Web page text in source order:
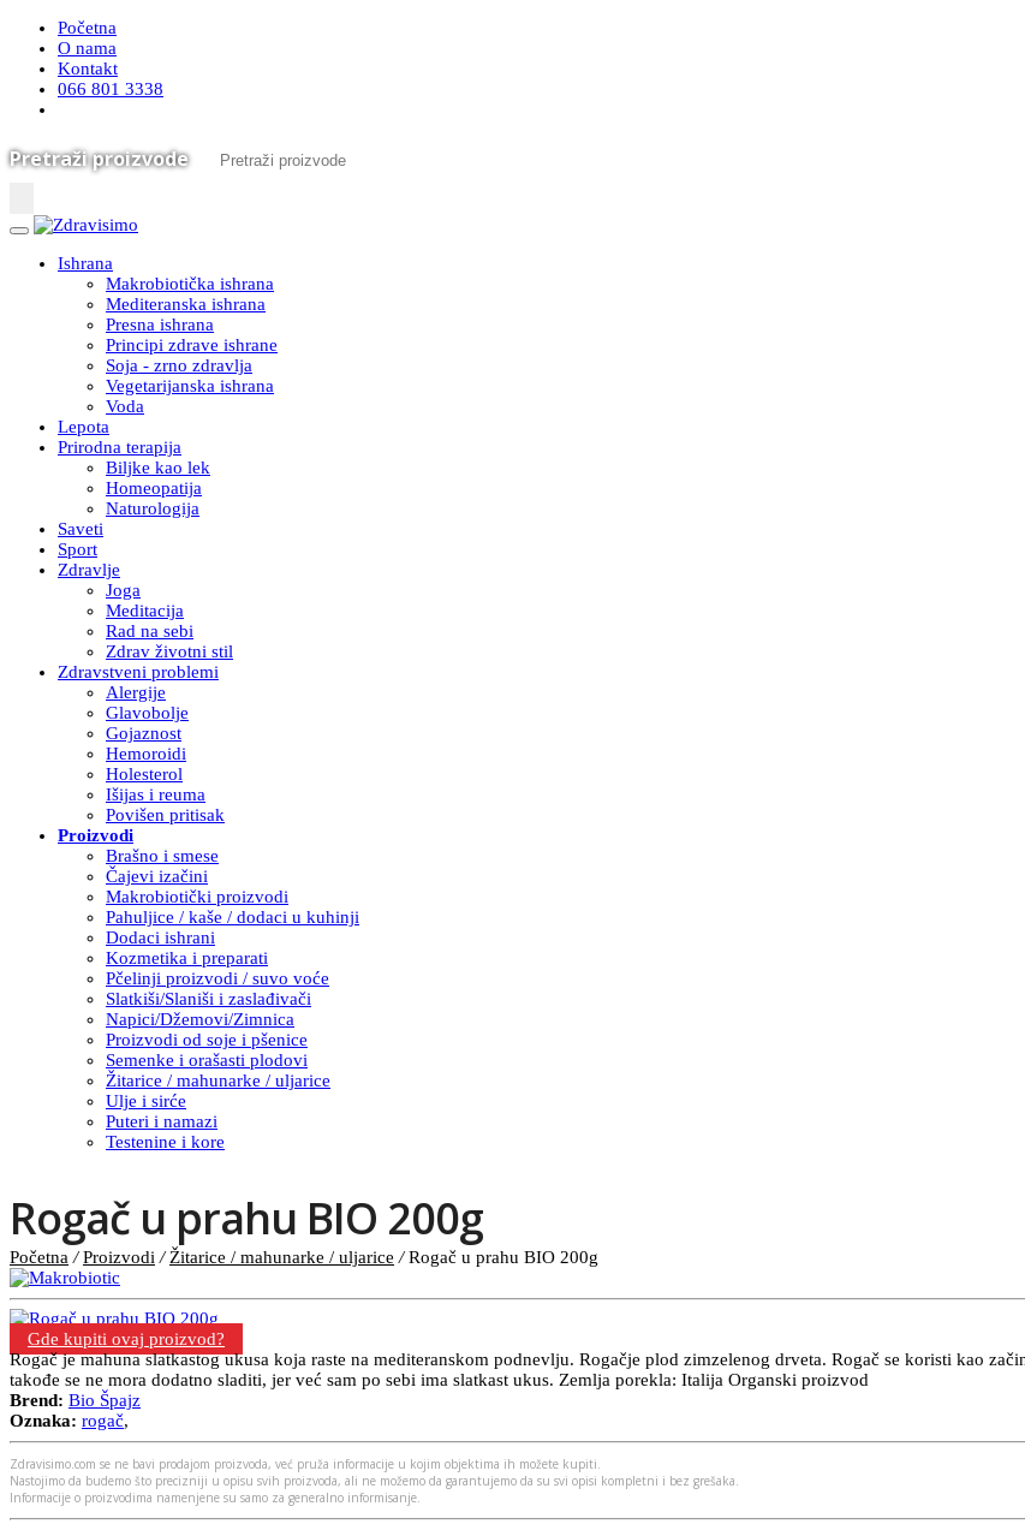
Početna
O nama
Kontakt
066 801 3338
Pretraži proizvode
Ishrana
Makrobiotička ishrana
Mediteranska ishrana
Presna ishrana
Principi zdrave ishrane
Soja - zrno zdravlja
Vegetarijanska ishrana
Voda
Lepota
Prirodna terapija
Biljke kao lek
Homeopatija
Naturologija
Saveti
Sport
Zdravlje
Joga
Meditacija
Rad na sebi
Zdrav životni stil
Zdravstveni problemi
Alergije
Glavobolje
Gojaznost
Hemoroidi
Holesterol
Išijas i reuma
Povišen pritisak
Proizvodi
Brašno i smese
Čajevi izačini
Makrobiotički proizvodi
Pahuljice / kaše / dodaci u kuhinji
Dodaci ishrani
Kozmetika i preparati
Pčelinji proizvodi / suvo voće
Slatkiši/Slaniši i zaslađivači
Napici/Džemovi/Zimnica
Proizvodi od soje i pšenice
Semenke i orašasti plodovi
Žitarice / mahunarke / uljarice
Ulje i sirće
Puteri i namazi
Testenine i kore
Rogač u prahu BIO 200g
Početna / Proizvodi / Žitarice / mahunarke / uljarice /Rogač u prahu BIO 200g
Gde kupiti ovaj proizvod?
Rogač je mahuna slatkastog ukusa koja raste na mediteranskom podnevlju. Rogačje plod zimzelenog drveta. Rogač se koristi kao
takođe se ne mora dodatno sladiti, jer već sam po sebi ima slatkast ukus. Zemlja porekla: Italija Organski proizvod
Brend: Bio Špajz
Oznaka: rogač,
Zdravisimo.com se ne bavi prodajom proizvoda, već pruža informacije u kojim objektima ih možete kupiti.
Nastojimo da budemo što precizniji u opisu svih proizvoda, ali ne možemo da garantujemo da su svi opisi kompletni i bez grešaka.
Informacije o proizvodima namenjene su samo za generalno informisanje.